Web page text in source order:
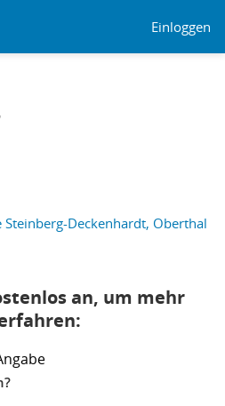
Einloggen
Steinberg-Deckenhardt, Oberthal
an, um mehr